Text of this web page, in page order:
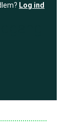
Log ind